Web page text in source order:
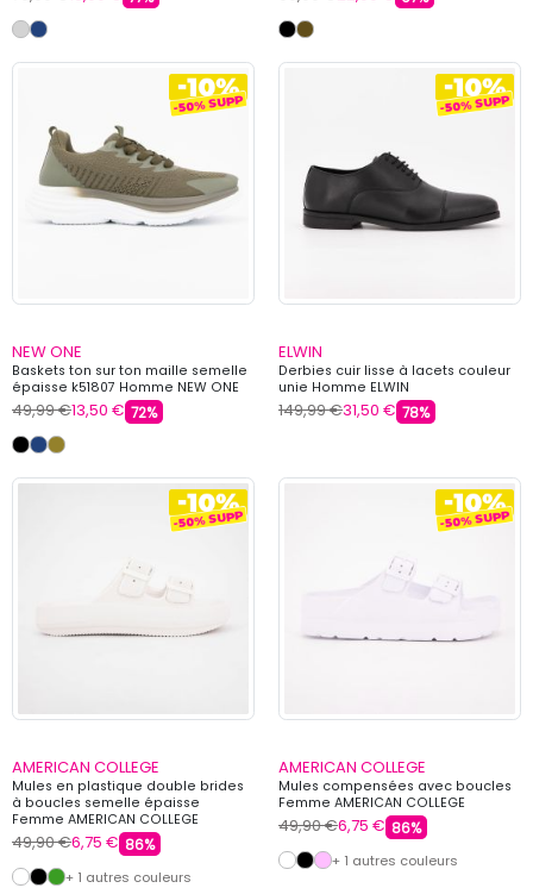
NEW ONE
Baskets ton sur ton maille semelle
épaisse k51807 Homme NEW ONE
49,99 €13,50 € 72%
ELWIN
Derbies cuir lisse à lacets couleur
unie Homme ELWIN
149,99 €31,50 € 78%
AMERICAN COLLEGE
Mules en plastique double brides
à boucles semelle épaisse
Femme AMERICAN COLLEGE
49,90 €6,75 € 86%
+ 1 autres couleurs
AMERICAN COLLEGE
Mules compensées avec boucles
Femme AMERICAN COLLEGE
49,90 €6,75 € 86%
+ 1 autres couleurs